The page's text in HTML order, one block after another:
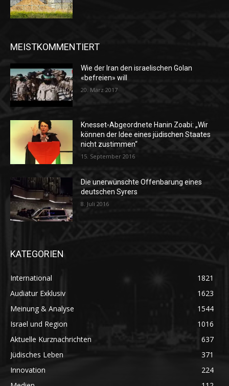
MEISTKOMMENTIERT
Wie der Iran den israelischen Golan
«befreien» will
20. März 2017
Knesset-Abgeordnete Hanin Zoabi: „Wir
können der Idee eines jüdischen Staates
nicht zustimmen“
15. September 2016
Die unerwünschte Offenbarung eines
deutschen Syrers
8. Juli 2016
KATEGORIEN
International
1821
Audiatur Exklusiv
1623
Meinung & Analyse
1544
Israel und Region
1016
Aktuelle Kurznachrichten
637
Jüdisches Leben
371
Innovation
224